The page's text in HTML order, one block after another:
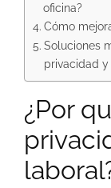
oficina?
Cómo
Soluciones
privacidad
¿Por